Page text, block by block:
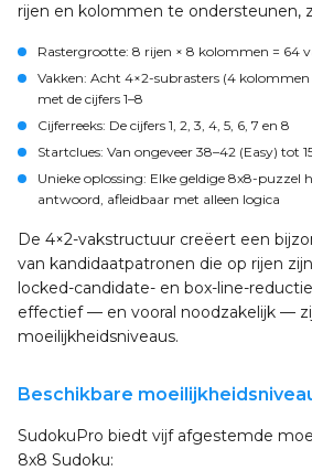
rijen en kolommen te ondersteunen,
Rastergrootte: 8 rijen × 8 kolommen = 64
Vakken: Acht 4×2-subrasters (4 kolommen
met de cijfers 1–8
Cijferreeks: De cijfers 1, 2, 3, 4, 5, 6, 7 en 8
Startclues: Van ongeveer 38–42 (Easy) tot
Unieke oplossing: Elke geldige 8x8-puzzel
antwoord, afleidbaar met alleen logica
De 4×2-vakstructuur creëert een
van kandidaatpatronen die op rijen
locked-candidate- en box-line-
effectief — en vooral noodzakelijk —
moeilijkheidsniveaus.
Beschikbare
SudokuPro biedt vijf afgestemde
8x8 Sudoku: